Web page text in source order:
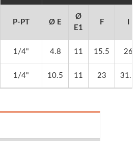
P-PT Ø E
Ø
E1
F
1/4" 4.8 11 15.5 26
1/4" 10.5 11 23 31.5